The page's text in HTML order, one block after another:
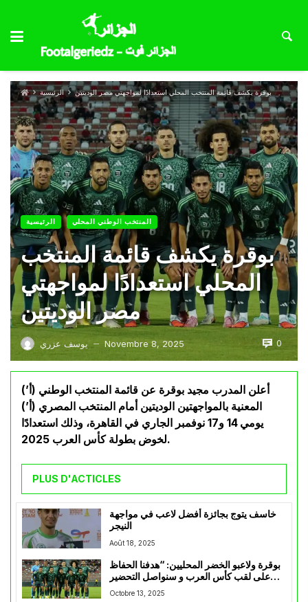
الرئيسية بوقرة يكشف قائمة المنتخب المحلي استعدادًا لمواجهتي مصر الوديتين
الرئيسية المنتخب الوطني المحلي
بوقرة يكشف قائمة المنتخب
المحلي استعدادًا لمواجهتي
مصر الوديتين
يوسف عزري — Novembre 8, 2025 0
أعلن المدرب مجيد بوقرة عن قائمة المنتخب الوطني (أ’)
المعنية بالمواجهتين الوديتين أمام المنتخب المصري (أ’)
يومي 14 و17 نوفمبر الجاري في القاهرة، وذلك استعدادًا
لخوض بطولة كأس العرب 2025.
PLUS D'ACTICLES
خاسف يتوج بجائزة أفضل لاعب في مواجهة
النيجر
Août 18, 2025
بوقرة ولاعبو الخضر المحليين: “هدفنا الحفاظ
على لقب كأس العرب و سنواصل التحضير
Octobre 13, 2025